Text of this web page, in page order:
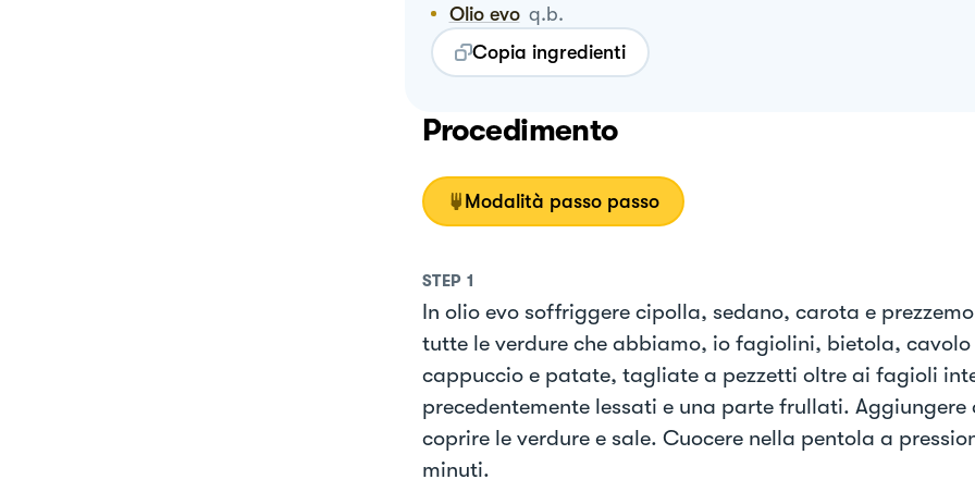
Olio evo q.b.
Copia ingredienti
Procedimento
Modalità passo passo
STEP 1
In olio evo soffriggere cipolla, sedano, carota e
tutte le verdure che abbiamo, io fagiolini, bietola, cavolo
cappuccio e patate, tagliate a pezzetti oltre ai fagioli
precedentemente lessati e una parte frullati. Aggiungere
coprire le verdure e sale. Cuocere nella pentola a
minuti.